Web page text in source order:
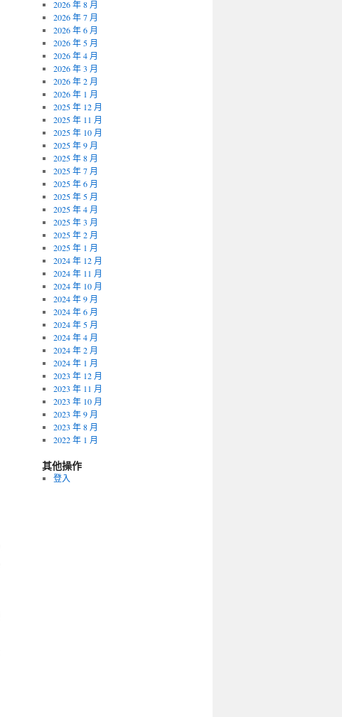
2026 年 8 月
2026 年 7 月
2026 年 6 月
2026 年 5 月
2026 年 4 月
2026 年 3 月
2026 年 2 月
2026 年 1 月
2025 年 12 月
2025 年 11 月
2025 年 10 月
2025 年 9 月
2025 年 8 月
2025 年 7 月
2025 年 6 月
2025 年 5 月
2025 年 4 月
2025 年 3 月
2025 年 2 月
2025 年 1 月
2024 年 12 月
2024 年 11 月
2024 年 10 月
2024 年 9 月
2024 年 6 月
2024 年 5 月
2024 年 4 月
2024 年 2 月
2024 年 1 月
2023 年 12 月
2023 年 11 月
2023 年 10 月
2023 年 9 月
2023 年 8 月
2022 年 1 月
其他操作
登入